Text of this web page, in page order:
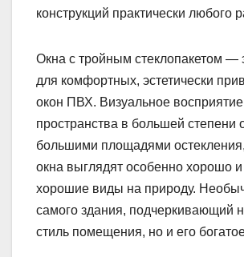
конструкций практически любого
Окна с тройным стеклопакетом —
для комфортных, эстетически
окон ПВХ. Визуальное
пространства в большей степени
большими площадями
окна выглядят особенно хорошо
хорошие виды на природу.
самого здания, подчеркивающий
стиль помещения, но и его